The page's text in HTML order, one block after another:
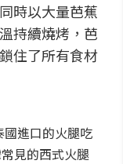
時以大量芭蕉
持續燒烤，芭
住了所有食材
進口的火腿吃
見的西式火腿